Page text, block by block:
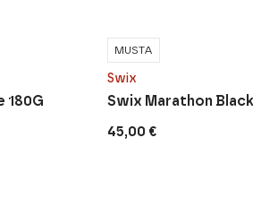
180G
Swix
45,00 €
Swix Marathon
MUSTA